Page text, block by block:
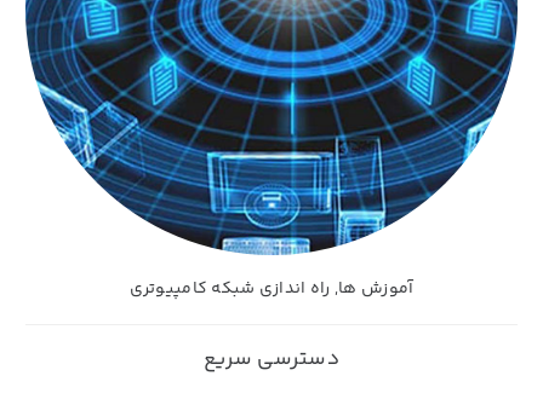
آموزش ها, راه اندازی شبکه کامپیوتری
دسترسی سریع